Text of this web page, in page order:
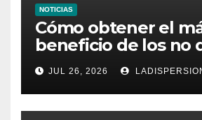
NOTICIAS
Cómo obtener el
beneficio de los no
bonus codes de
JUL 26, 2026